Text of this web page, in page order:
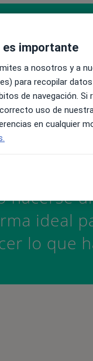
es importante
a nosotros y a
para recopilar
de navegación.
uso de
en cualquier